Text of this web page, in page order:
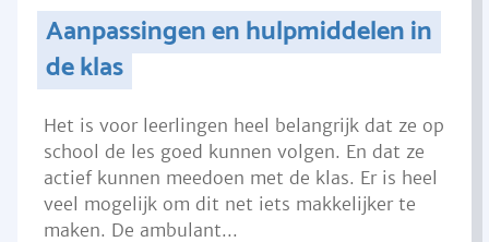
Aanpassingen en hulpmiddelen in
de klas
Het is voor leerlingen heel belangrijk dat ze op
school de les goed kunnen volgen. En dat ze
actief kunnen meedoen met de klas. Er is heel
veel mogelijk om dit net iets makkelijker te
maken. De ambulant...